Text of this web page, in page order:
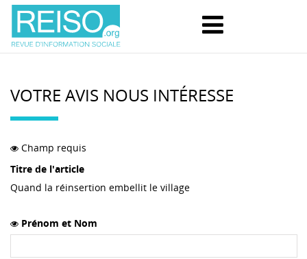
VOTRE AVIS NOUS INTÉRESSE
Champ requis
Titre de l'article
Quand la réinsertion embellit le village
Prénom et Nom